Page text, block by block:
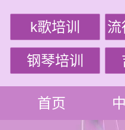
k歌培训 流
钢琴培训
首页